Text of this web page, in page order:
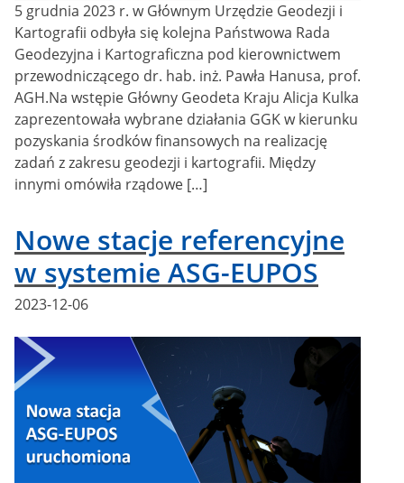
5 grudnia 2023 r. w Głównym Urzędzie Geodezji i
Kartografii odbyła się kolejna Państwowa Rada
Geodezyjna i Kartograficzna pod kierownictwem
przewodniczącego dr. hab. inż. Pawła Hanusa, prof.
AGH.Na wstępie Główny Geodeta Kraju Alicja Kulka
zaprezentowała wybrane działania GGK w kierunku
pozyskania środków finansowych na realizację
zadań z zakresu geodezji i kartografii. Między
innymi omówiła rządowe […]
Nowe stacje referencyjne
w systemie ASG-EUPOS
Posted
2023-12-06